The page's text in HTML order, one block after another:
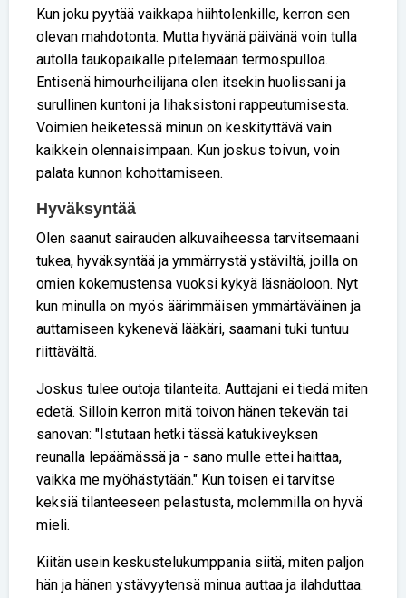
Kun joku pyytää vaikkapa hiihtolenkille, kerron sen
olevan mahdotonta. Mutta hyvänä päivänä voin tulla
autolla taukopaikalle pitelemään termospulloa.
Entisenä himourheilijana olen itsekin huolissani ja
surullinen kuntoni ja lihaksistoni rappeutumisesta.
Voimien heiketessä minun on keskityttävä vain
kaikkein olennaisimpaan. Kun joskus toivun, voin
palata kunnon kohottamiseen.
Hyväksyntää
Olen saanut sairauden alkuvaiheessa tarvitsemaani
tukea, hyväksyntää ja ymmärrystä ystäviltä, joilla on
omien kokemustensa vuoksi kykyä läsnäoloon. Nyt
kun minulla on myös äärimmäisen ymmärtäväinen ja
auttamiseen kykenevä lääkäri, saamani tuki tuntuu
riittävältä.
Joskus tulee outoja tilanteita. Auttajani ei tiedä miten
edetä. Silloin kerron mitä toivon hänen tekevän tai
sanovan: "Istutaan hetki tässä katukiveyksen
reunalla lepäämässä ja - sano mulle ettei haittaa,
vaikka me myöhästytään." Kun toisen ei tarvitse
keksiä tilanteeseen pelastusta, molemmilla on hyvä
mieli.
Kiitän usein keskustelukumppania siitä, miten paljon
hän ja hänen ystävyytensä minua auttaa ja ilahduttaa.